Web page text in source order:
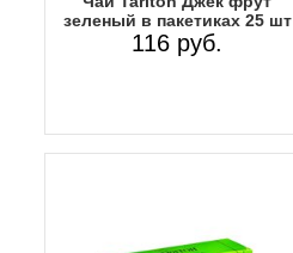
зеленый в пакетиках 25 шт
116 руб.